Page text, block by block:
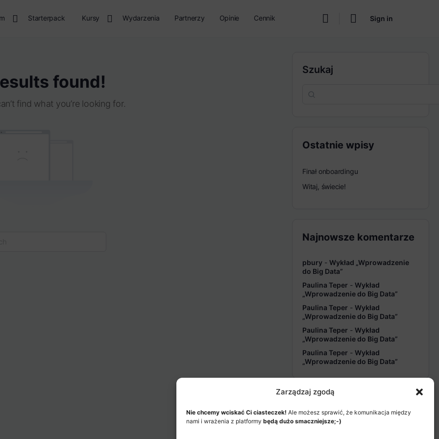
Zarządzaj zgodą
Nie chcemy wciskać Ci ciasteczek! Ale możesz sprawić, że komunikacja między
nami i wrażenia z platformy będą dużo smaczniejsze;-)
Starterpack Kursy Wydarzenia Partnerzy Opinie Cennik Sign in
found!
find what you’re looking for.
Szukaj
Ostatnie wpisy
Finał onboardingu
Witaj, świecie!
Najnowsze komentarze
pbury - Wykład „Wprowadzenie
do Big Data”
Paulina Teper - Wykład
„Wprowadzenie do Big Data”
Paulina Teper - Wykład
„Wprowadzenie do Big Data”
Paulina Teper - Wykład
„Wprowadzenie do Big Data”
Paulina Teper - Wykład
„Wprowadzenie do Big Data”